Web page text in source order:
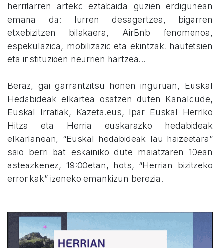
herritarren arteko eztabaida guzien erdigunean
emana da: lurren desagertzea, bigarren
etxebizitzen bilakaera, AirBnb fenomenoa,
espekulazioa, mobilizazio eta ekintzak, hautetsien
eta instituzioen neurrien hartzea...
Beraz, gai garrantzitsu honen inguruan, Euskal
Hedabideak elkartea osatzen duten Kanaldude,
Euskal Irratiak, Kazeta.eus, Ipar Euskal Herriko
Hitza eta Herria euskarazko hedabideak
elkarlanean, “Euskal hedabideak lau haizeetara”
saio berri bat eskainiko dute maiatzaren 10ean
asteazkenez, 19:00etan, hots, “Herrian bizitzeko
erronkak” izeneko emankizun berezia.